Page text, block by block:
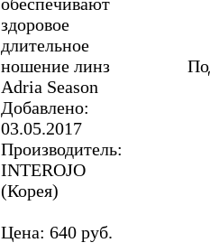
здоровое
длительное
ношение линз
Adria Season
Добавлено:
03.05.2017
Производитель:
INTEROJO
(Корея)
Цена: 640 руб.